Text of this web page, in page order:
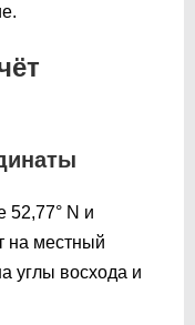
52,77° N и
на местный
углы восхода и